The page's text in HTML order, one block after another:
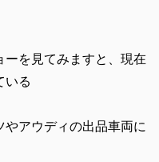
を見てみますと、現在
いる
アウディの出品車両に